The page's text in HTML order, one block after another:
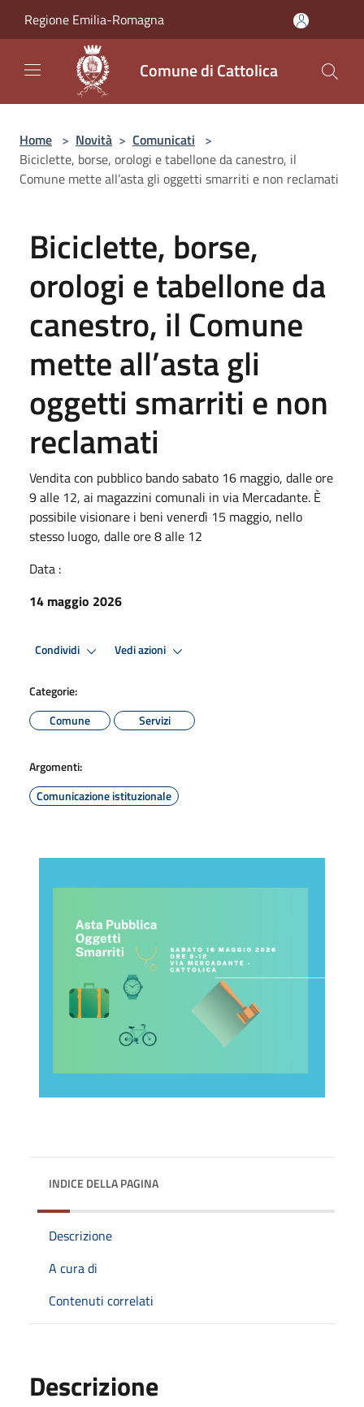
Regione Emilia-Romagna
Comune di Cattolica
Home > Novità > Comunicati >
Biciclette, borse, orologi e tabellone da canestro, il
Comune mette all’asta gli oggetti smarriti e non reclamati
Biciclette, borse,
orologi e tabellone da
canestro, il Comune
mette all’asta gli
oggetti smarriti e non
reclamati
Vendita con pubblico bando sabato 16 maggio, dalle ore
9 alle 12, ai magazzini comunali in via Mercadante. È
possibile visionare i beni venerdì 15 maggio, nello
stesso luogo, dalle ore 8 alle 12
Data :
14 maggio 2026
Condividi Vedi azioni
Categorie:
Comune
Servizi
Argomenti:
Comunicazione istituzionale
INDICE DELLA PAGINA
Descrizione
A cura di
Contenuti correlati
Descrizione